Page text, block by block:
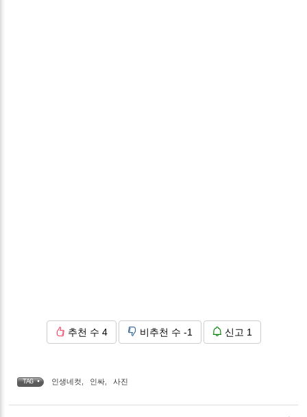
추천 수 4 비추천 수 -1 신고 1
TAG • 인생네컷 인싸 사진